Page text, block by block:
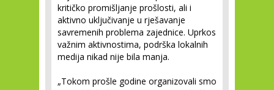
kritičko promišljanje prošlosti, ali i
aktivno uključivanje u rješavanje
savremenih problema zajednice. Uprkos
važnim aktivnostima, podrška lokalnih
medija nikad nije bila manja.
„Tokom prošle godine organizovali smo